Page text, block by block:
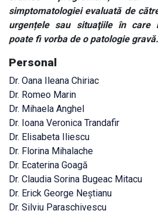
simptomatologiei evaluată de
urgențele sau situaţiile în care
poate fi vorba de o patologie gravă.
Personal
Dr. Oana Ileana Chiriac
Dr. Romeo Marin
Dr. Mihaela Anghel
Dr. Ioana Veronica Trandafir
Dr. Elisabeta Iliescu
Dr. Florina Mihalache
Dr. Ecaterina Goagă
Dr. Claudia Sorina Bugeac Mitacu
Dr. Erick George Neștianu
Dr. Silviu Paraschivescu